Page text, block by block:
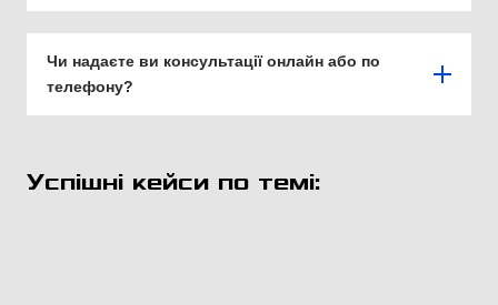
Чи надаєте ви консультації онлайн або по
телефону?
Успішні кейси по темі: